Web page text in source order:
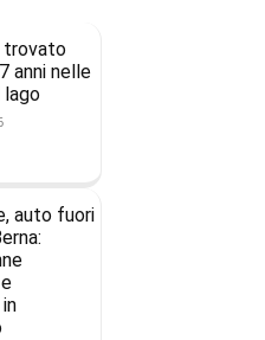
trovato
anni nelle
lago
auto fuori